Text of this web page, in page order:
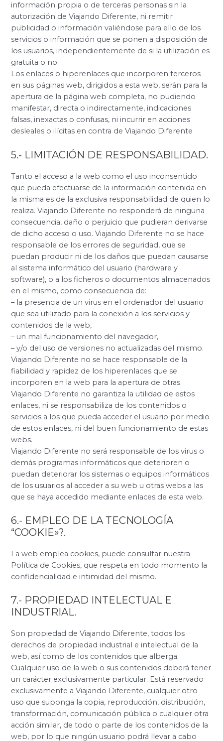
información propia o de terceras personas sin la
autorización de Viajando Diferente, ni remitir
publicidad o información valiéndose para ello de los
servicios o información que se ponen a disposición de
los usuarios, independientemente de si la utilización es
gratuita o no.
Los enlaces o hiperenlaces que incorporen terceros
en sus páginas web, dirigidos a esta web, serán para la
apertura de la página web completa, no pudiendo
manifestar, directa o indirectamente, indicaciones
falsas, inexactas o confusas, ni incurrir en acciones
desleales o ilícitas en contra de Viajando Diferente
5.- LIMITACIÓN DE RESPONSABILIDAD.
Tanto el acceso a la web como el uso inconsentido
que pueda efectuarse de la información contenida en
la misma es de la exclusiva responsabilidad de quien lo
realiza. Viajando Diferente no responderá de ninguna
consecuencia, daño o perjuicio que pudieran derivarse
de dicho acceso o uso. Viajando Diferente no se hace
responsable de los errores de seguridad, que se
puedan producir ni de los daños que puedan causarse
al sistema informático del usuario (hardware y
software), o a los ficheros o documentos almacenados
en el mismo, como consecuencia de:
– la presencia de un virus en el ordenador del usuario
que sea utilizado para la conexión a los servicios y
contenidos de la web,
– un mal funcionamiento del navegador,
– y/o del uso de versiones no actualizadas del mismo.
Viajando Diferente no se hace responsable de la
fiabilidad y rapidez de los hiperenlaces que se
incorporen en la web para la apertura de otras.
Viajando Diferente no garantiza la utilidad de estos
enlaces, ni se responsabiliza de los contenidos o
servicios a los que pueda acceder el usuario por medio
de estos enlaces, ni del buen funcionamiento de estas
webs.
Viajando Diferente no será responsable de los virus o
demás programas informáticos que deterioren o
puedan deteriorar los sistemas o equipos informáticos
de los usuarios al acceder a su web u otras webs a las
que se haya accedido mediante enlaces de esta web.
6.- EMPLEO DE LA TECNOLOGÍA
“COOKIE»?.
La web emplea cookies, puede consultar nuestra
Política de Cookies, que respeta en todo momento la
confidencialidad e intimidad del mismo.
7.- PROPIEDAD INTELECTUAL E
INDUSTRIAL.
Son propiedad de Viajando Diferente, todos los
derechos de propiedad industrial e intelectual de la
web, así como de los contenidos que alberga.
Cualquier uso de la web o sus contenidos deberá tener
un carácter exclusivamente particular. Está reservado
exclusivamente a Viajando Diferente, cualquier otro
uso que suponga la copia, reproducción, distribución,
transformación, comunicación pública o cualquier otra
acción similar, de todo o parte de los contenidos de la
web, por lo que ningún usuario podrá llevar a cabo